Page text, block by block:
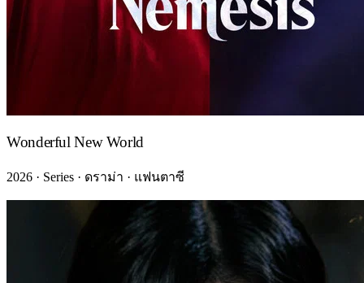
Wonderful New World
2026 · Series · ดราม่า · แฟนตาซี